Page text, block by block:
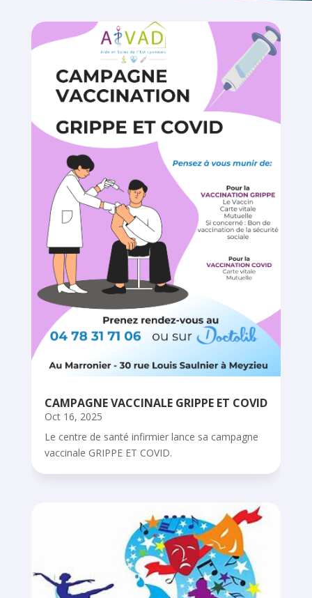
CAMPAGNE VACCINALE GRIPPE ET COVID
Oct 16, 2025
Le centre de santé infirmier lance sa campagne
vaccinale GRIPPE ET COVID.